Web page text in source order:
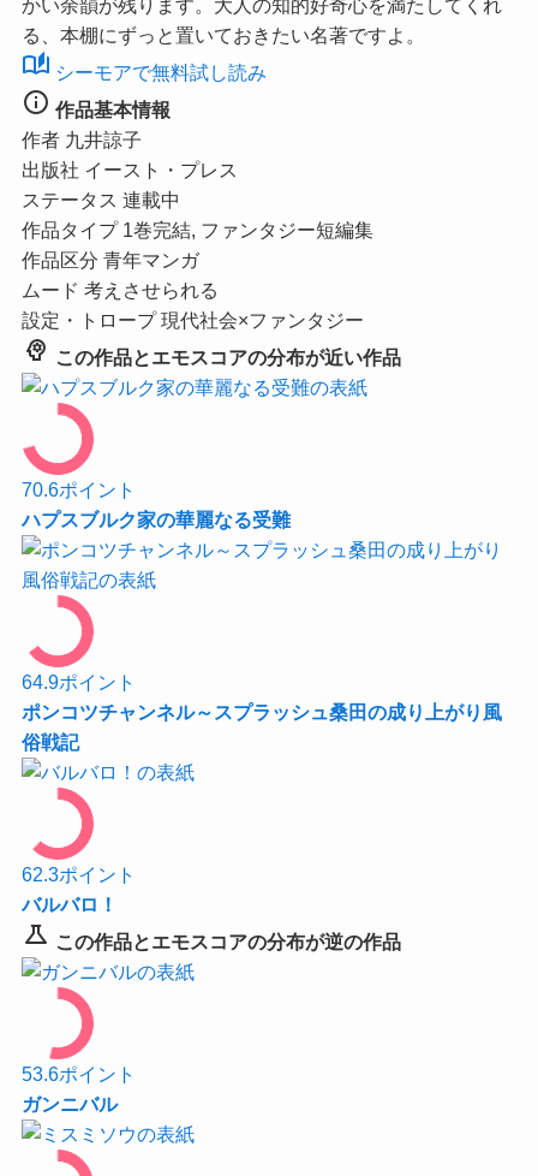
る、本棚にずっと置いておきたい名著ですよ。
auto_stories シーモアで無料試し読み
info 作品基本情報
作者 九井諒子
出版社 イースト・プレス
ステータス 連載中
作品タイプ 1巻完結, ファンタジー短編集
作品区分 青年マンガ
ムード 考えさせられる
設定・トロープ 現代社会×ファンタジー
psychology この作品とエモスコアの分布が近い作品
70.6ポイント
ハプスブルク家の華麗なる受難
64.9ポイント
ポンコツチャンネル～スプラッシュ桑田の成り上がり風
俗戦記
62.3ポイント
バルバロ！
science この作品とエモスコアの分布が逆の作品
53.6ポイント
ガンニバル